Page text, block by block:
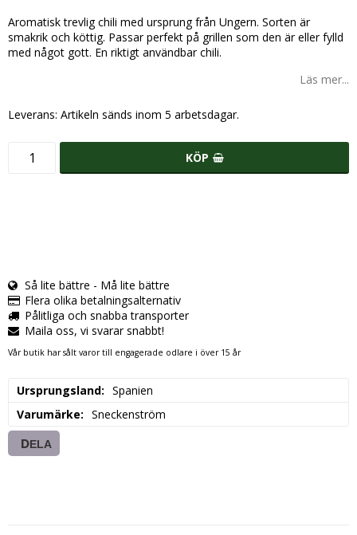
Aromatisk trevlig chili med ursprung från Ungern. Sorten är
smakrik och köttig. Passar perfekt på grillen som den är eller fylld
med något gott. En riktigt användbar chili.
Läs mer...
Leverans: Artikeln sänds inom 5 arbetsdagar.
KÖP
Så lite bättre - Må lite bättre
Flera olika betalningsalternativ
Pålitliga och snabba transporter
Maila oss, vi svarar snabbt!
Vår butik har sålt varor till engagerade odlare i över 15 år
Ursprungsland
Spanien
Varumärke
Sneckenström
DELA